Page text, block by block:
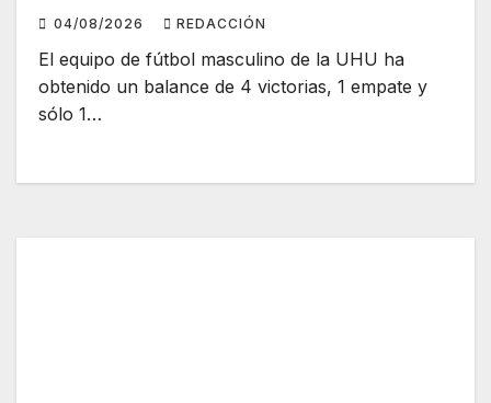
04/08/2026 REDACCIÓN
El equipo de fútbol masculino de la UHU ha
obtenido un balance de 4 victorias, 1 empate y
sólo 1…